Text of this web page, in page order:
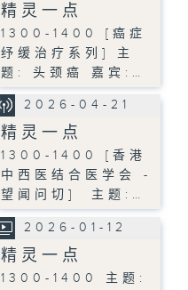
精灵一点
1300-1400 [癌症
纾缓治疗系列] 主
题: 头颈癌 嘉宾:…
2026-04-21
精灵一点
1300-1400 [香港
中西医结合医学会 -
望闻问切] 主题:…
2026-01-12
精灵一点
1300-1400 主题: